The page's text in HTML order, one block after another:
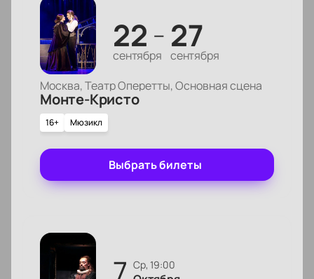
22
сентября
— 27
сентября
Москва, Театр Оперетты, Основная сцена
Монте-Кристо
16+ Мюзикл
Выбрать билеты
ср, 19:00